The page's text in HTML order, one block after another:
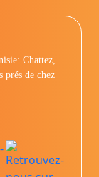
Chattez,
prés de chez